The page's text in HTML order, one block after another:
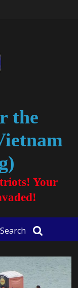
the
Your
Search